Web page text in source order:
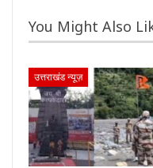
You Might Also
उत्तराखंड न्यूज़